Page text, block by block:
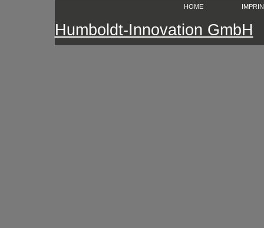
HOME
Humboldt-Innovation GmbH